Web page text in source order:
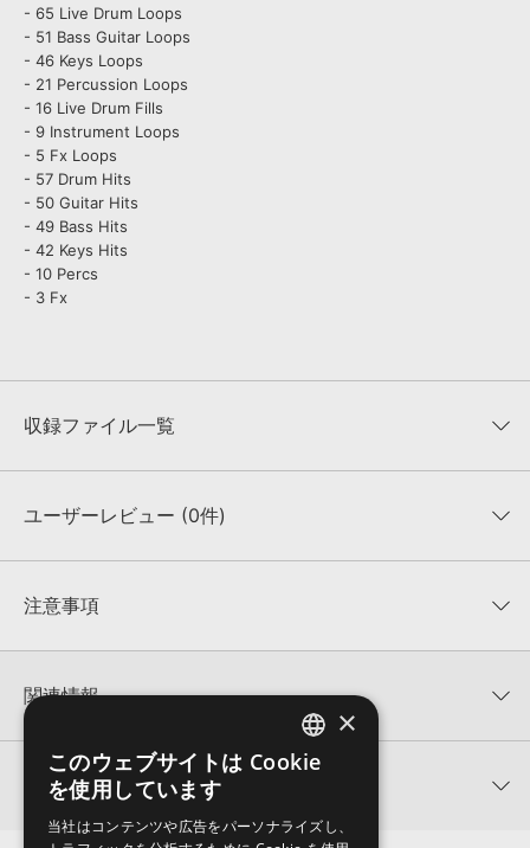
- 65 Live Drum Loops
- 51 Bass Guitar Loops
- 46 Keys Loops
- 21 Percussion Loops
- 16 Live Drum Fills
- 9 Instrument Loops
- 5 Fx Loops
- 57 Drum Hits
- 50 Guitar Hits
- 49 Bass Hits
- 42 Keys Hits
- 10 Percs
- 3 Fx
収録ファイル一覧
収録ファイル一覧
ユーザーレビュー (0件)
★★★★★
★5
★2
★1
0%
レビューをもっと見る »
注意事項
KONTAKTフォーマットは、
でお使いいただけます。無償版のKONTAKT PLAYERではお使いい
ただけませんので、ご注意ください。また、「ライブラリ・タブ」
への表示にも対応しておりません。
4GBを超えるデータに関するご注意：
FAT32でフォーマットされた
HDDには、1ファイル4GBを超えるデータを格納することができま
せん。データ容量が4GBを超えるダウンロード製品をご購入いただ
関連情報
【Loopmasters】計57ブランドのサンプルパックが30%OFF！サ
マーセール！
関連ブログ記事
ENGLISH
×
このウェブサイトは Cookie
を使用しています
当社はコンテンツや広告をパーソナライズし、